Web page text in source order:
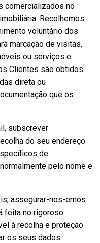
comercializados no
Recolhemos
voluntário dos
marcação de visitas,
ou serviços e
Clientes são obtidos
direta ou
que os
subscrever
do seu endereço
de
pelo nome e
assegurar-nos-emos
feita no rigoroso
à recolha e proteção
os seus dados